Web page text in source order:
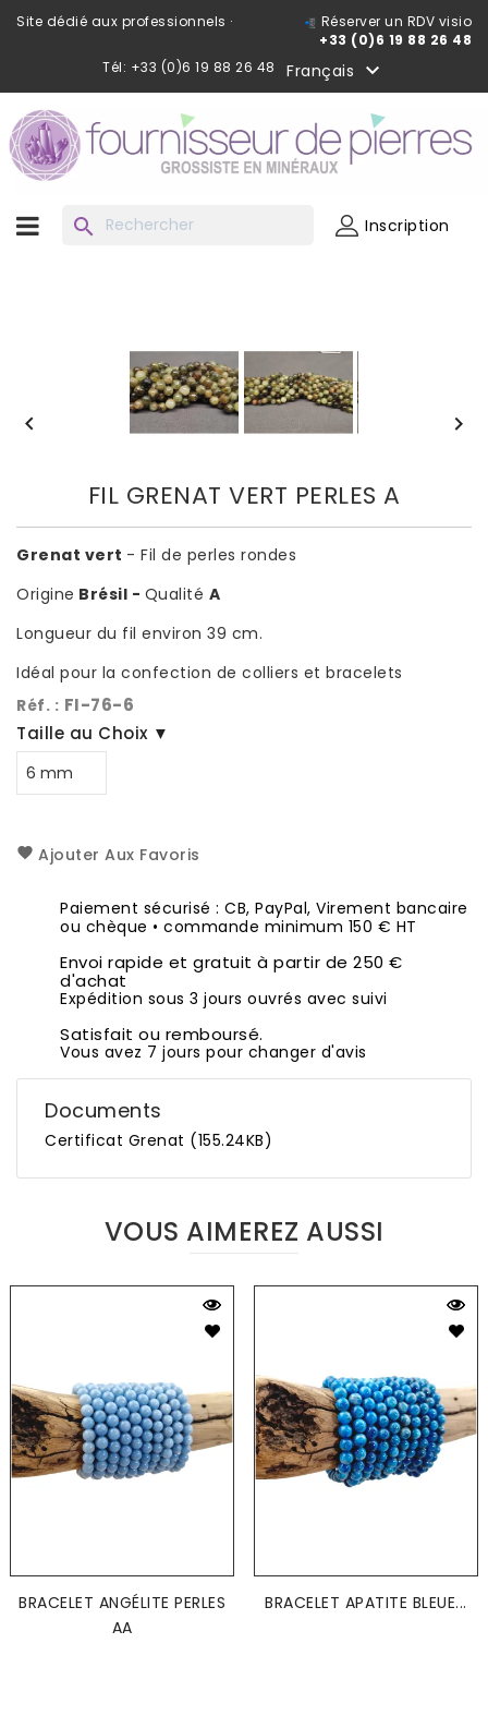
Site dédié aux professionnels ·
Réserver un RDV visio
+33 (0)6 19 88 26 48
Tél: +33 (0)6 19 88 26 48
Français 
search Inscription
 
FIL GRENAT VERT PERLES A
Grenat vert - Fil de perles rondes
Origine Brésil - Qualité A
Longueur du fil environ 39 cm.
Idéal pour la confection de colliers et bracelets
Réf. : FI-76-6
Taille au Choix ▼
Ajouter Aux Favoris
Paiement sécurisé : CB, PayPal, Virement bancaire
ou chèque • commande minimum 150 € HT
Envoi rapide et gratuit à partir de 250 €
d'achat
Expédition sous 3 jours ouvrés avec suivi
Satisfait ou remboursé.
Vous avez 7 jours pour changer d'avis
Documents
Certificat Grenat (155.24KB)
VOUS AIMEREZ AUSSI
BRACELET ANGÉLITE PERLES
AA
BRACELET APATITE BLEUE...